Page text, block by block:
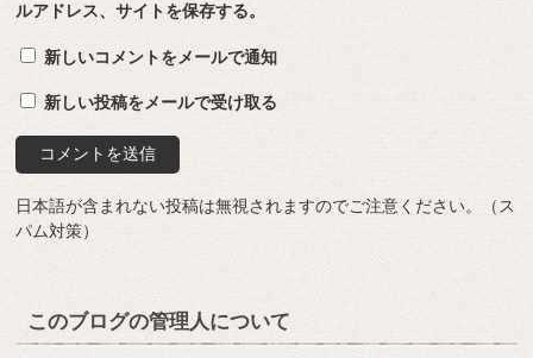
ルアドレス、サイトを保存する。
新しいコメントをメールで通知
新しい投稿をメールで受け取る
日本語が含まれない投稿は無視されますのでご注意ください。（ス
パム対策）
このブログの管理人について